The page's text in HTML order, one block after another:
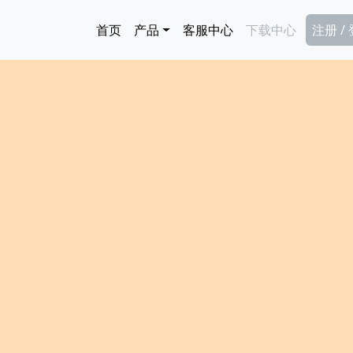
Main navigation
首页 产品 客服中心 下载中心 注册 /